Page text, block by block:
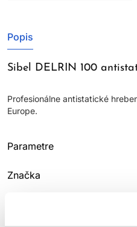
Popis
Sibel DELRIN 100
Profesionálne antistatické
Europe.
Parametre
Značka